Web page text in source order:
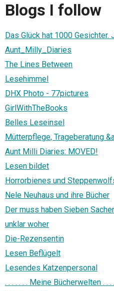
Blogs I follow
Das Glück hat 1000 Gesichter.
Aunt_Milly_Diaries
The Lines Between
Lesehimmel
DHX Photo - 77pictures
GirlWithTheBooks
Belles Leseinsel
Mütterpflege, Trageberatung
Aunt Milli Diaries: MOVED!
Lesen bildet
Horrorbienes und
Nele Neuhaus und ihre Bücher
Der muss haben Sieben
unklar woher
Die-Rezensentin
Lesen Beflügelt
Lesendes Katzenpersonal
. . . . . . . Meine Bücherwelten . . .